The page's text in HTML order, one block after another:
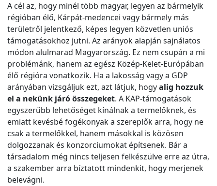
A cél az, hogy minél több magyar, legyen az bármelyik
régióban élő, Kárpát-medencei vagy bármely más
területről jelentkező, képes legyen közvetlen uniós
támogatásokhoz jutni. Az arányok alapján sajnálatos
módon alulmarad Magyarország. Ez nem csupán a mi
problémánk, hanem az egész Közép-Kelet-Európában
élő régióra vonatkozik. Ha a lakosság vagy a GDP
arányában vizsgáljuk ezt, azt látjuk, hogyalig hozzuk
el a nekünk járó összegeket. A KAP-támogatások
egyszerűbb lehetőséget kínálnak a termelőknek, és
emiatt kevésbé fogékonyak a szereplők arra, hogy ne
csak a termelőkkel, hanem másokkal is közösen
dolgozzanak és konzorciumokat építsenek. Bár a
társadalom még nincs teljesen felkészülve erre az útra,
a szakember arra bíztatott mindenkit, hogy merjenek
belevágni.